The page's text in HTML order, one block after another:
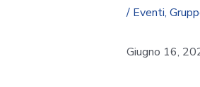
/ Eventi,
Giugno 16,